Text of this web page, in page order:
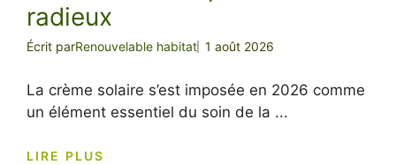
radieux
Écrit parRenouvelable habitat 1 août 2026
La crème solaire s’est imposée en 2026 comme
un élément essentiel du soin de la ...
LIRE PLUS